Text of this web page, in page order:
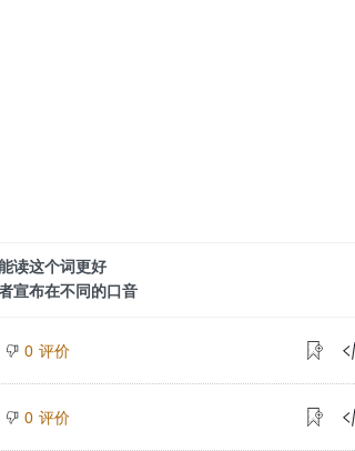
读这个词更好
宣布在不同的口音
0 评价
0 评价